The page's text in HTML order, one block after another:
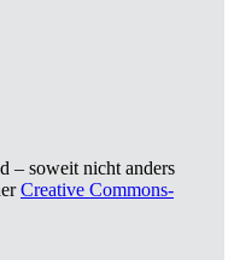
– soweit nicht anders
Creative Commons-